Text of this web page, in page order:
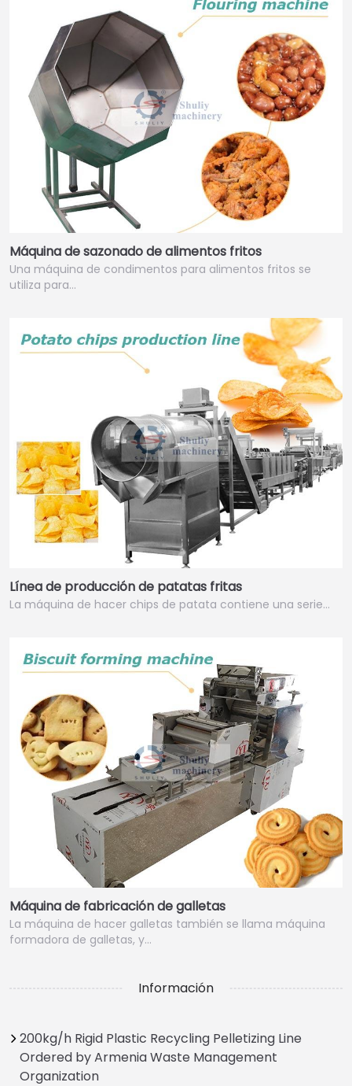
Máquina de sazonado de alimentos fritos
Una máquina de condimentos para alimentos fritos se
utiliza para…
Línea de producción de patatas fritas
La máquina de hacer chips de patata contiene una serie…
Máquina de fabricación de galletas
La máquina de hacer galletas también se llama máquina
formadora de galletas, y…
Información
200kg/h Rigid Plastic Recycling Pelletizing Line
Ordered by Armenia Waste Management
Organization